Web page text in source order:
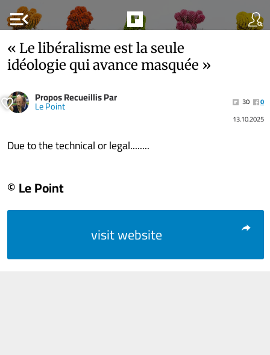
menu_open
« Le libéralisme est la seule
idéologie qui avance masquée »
Propos Recueillis Par
Le Point 30
0
13.10.2025
Due to the technical or legal........
© Le Point
visit website